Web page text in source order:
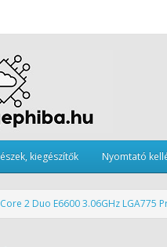
kiegészítők Nyomtató
2 Duo E6600 3.06GHz LGA775